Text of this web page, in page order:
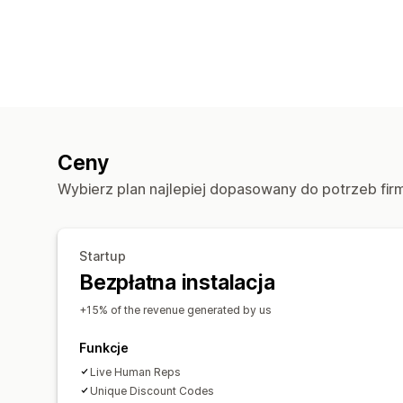
Ceny
Wybierz plan najlepiej dopasowany do potrzeb
Startup
Bezpłatna instalacja
+15% of the revenue generated by us
Funkcje
Live Human Reps
Unique Discount Codes